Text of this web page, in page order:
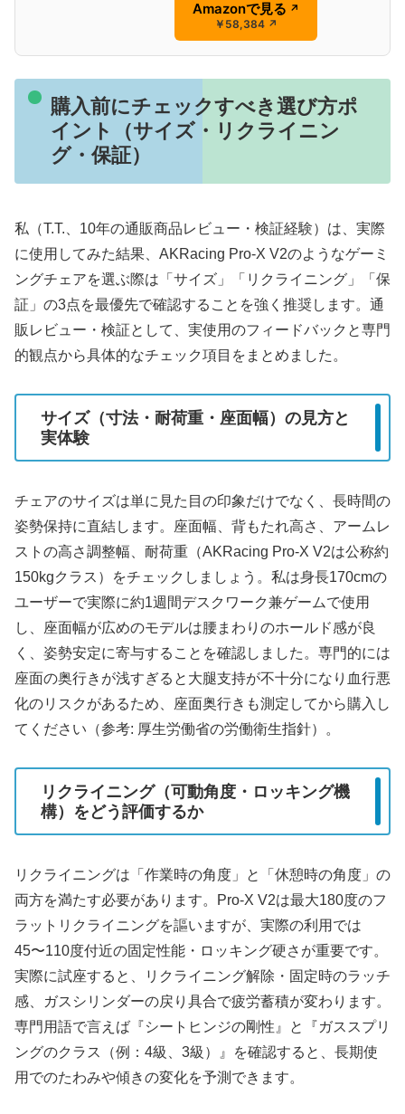
Amazonで見る ↗
￥58,384 ↗
購入前にチェックすべき選び方ポ
イント（サイズ・リクライニン
グ・保証）
私（T.T.、10年の通販商品レビュー・検証経験）は、実際
に使用してみた結果、AKRacing Pro-X V2のようなゲーミ
ングチェアを選ぶ際は「サイズ」「リクライニング」「保
証」の3点を最優先で確認することを強く推奨します。通
販レビュー・検証として、実使用のフィードバックと専門
的観点から具体的なチェック項目をまとめました。
サイズ（寸法・耐荷重・座面幅）の見方と
実体験
チェアのサイズは単に見た目の印象だけでなく、長時間の
姿勢保持に直結します。座面幅、背もたれ高さ、アームレ
ストの高さ調整幅、耐荷重（AKRacing Pro-X V2は公称約
150kgクラス）をチェックしましょう。私は身長170cmの
ユーザーで実際に約1週間デスクワーク兼ゲームで使用
し、座面幅が広めのモデルは腰まわりのホールド感が良
く、姿勢安定に寄与することを確認しました。専門的には
座面の奥行きが浅すぎると大腿支持が不十分になり血行悪
化のリスクがあるため、座面奥行きも測定してから購入し
てください（参考: 厚生労働省の労働衛生指針）。
リクライニング（可動角度・ロッキング機
構）をどう評価するか
リクライニングは「作業時の角度」と「休憩時の角度」の
両方を満たす必要があります。Pro-X V2は最大180度のフ
ラットリクライニングを謳いますが、実際の利用では
45〜110度付近の固定性能・ロッキング硬さが重要です。
実際に試座すると、リクライニング解除・固定時のラッチ
感、ガスシリンダーの戻り具合で疲労蓄積が変わります。
専門用語で言えば『シートヒンジの剛性』と『ガススプリ
ングのクラス（例：4級、3級）』を確認すると、長期使
用でのたわみや傾きの変化を予測できます。